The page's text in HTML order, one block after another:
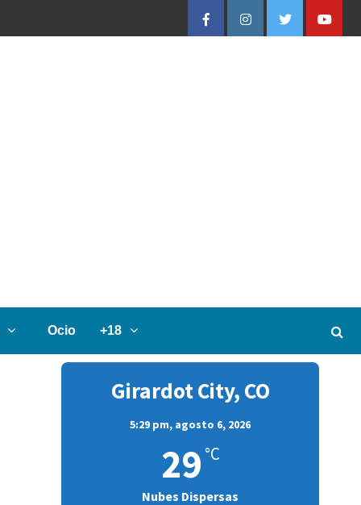
FacebookInstagramTwitterYoutube
Ocio +18
Girardot City, CO
5:29 pm, agosto 6, 2026
29 °C
Nubes Dispersas